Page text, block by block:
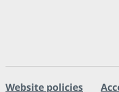
Website policies